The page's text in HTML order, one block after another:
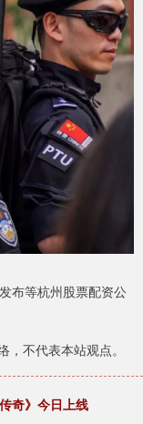
布等杭州股票配资公
，不代表本站观点。
奇》今日上线